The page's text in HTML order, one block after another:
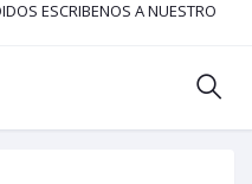
ESCRIBENOS A NUESTRO